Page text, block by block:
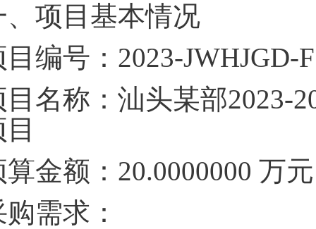
、项目基本情况
目编号：2023-JWHJGD-
目名称：汕头某部2023-
算金额：20.0000000 万
需求：